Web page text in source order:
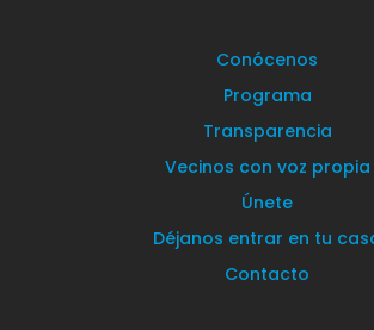
Conócenos
Programa
Transparencia
Vecinos con voz propia
Únete
Déjanos entrar en tu
Contacto